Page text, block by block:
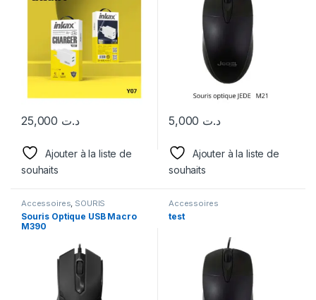
د.ت
Ajouter à la liste de
souhaits
د.ت
Ajouter à la liste de
souhaits
Accessoires SOURIS
Souris Optique USB Macro
M390
Accessoires
test